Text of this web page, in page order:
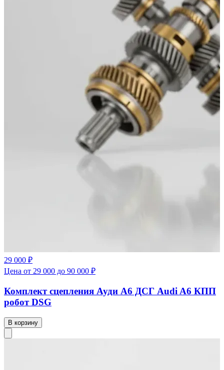
29 000 ₽
Цена от 29 000 до 90 000 ₽
Комплект сцепления Ауди А6 ДСГ Audi A6 КПП
робот DSG
В корзину